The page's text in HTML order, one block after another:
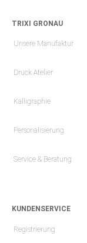
TRIXI GRONAU
Unsere Manufaktur
Druck Atelier
Kalligraphie
Personalisierung
Service & Beratung
KUNDENSERVICE
Registrierung